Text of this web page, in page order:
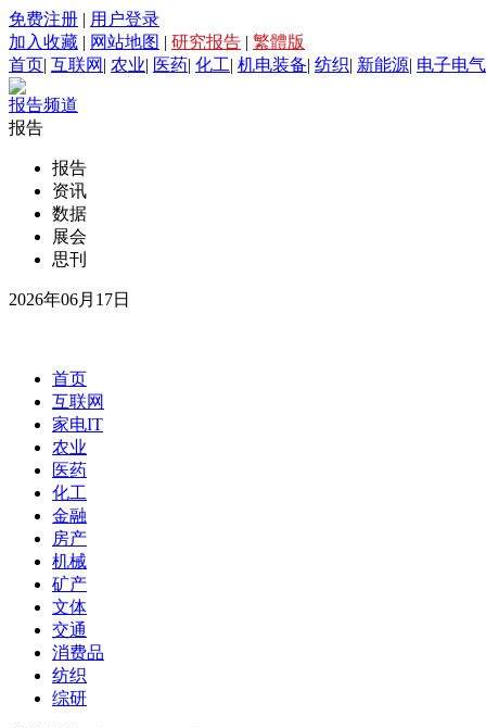
免费注册 | 用户登录
加入收藏 | 网站地图 | 研究报告 | 繁體版
首页| 互联网 | 农业| 医药| 化工| 机电装备| 纺织| 新能源| 电子电气
报告频道
报告
报告
资讯
数据
展会
思刊
2026年06月17日
首页
互联网
家电IT
农业
医药
化工
金融
房产
机械
矿产
文体
交通
消费品
纺织
综研